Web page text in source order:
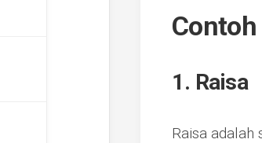
1. Raisa
Raisa adalah